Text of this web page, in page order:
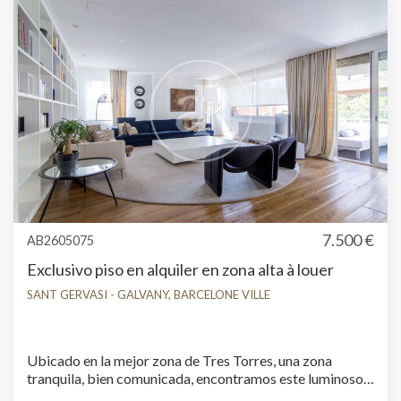
comme un grand détenteur immobilier.
AB2605075
7.500 €
Exclusivo piso en alquiler en zona alta à louer
SANT GERVASI - GALVANY, BARCELONE VILLE
Ubicado en la mejor zona de Tres Torres, una zona
tranquila, bien comunicada, encontramos este luminoso